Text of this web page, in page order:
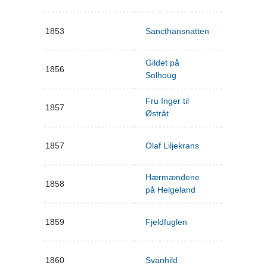
1853 Sancthansnatten
1856
Gildet på
Solhoug
1857
Fru Inger til
Østråt
1857 Olaf Liljekrans
1858
Hærmændene
på Helgeland
1859 Fjeldfuglen
1860 Svanhild